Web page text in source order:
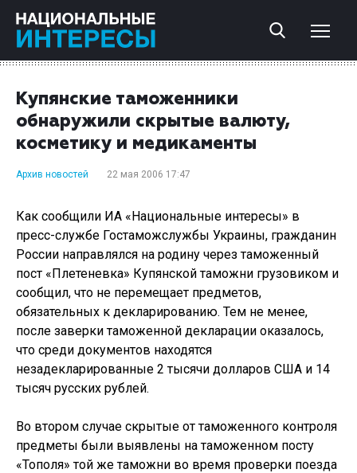
Купянские таможенники
обнаружили скрытые валюту,
косметику и медикаменты
Архив новостей 22 мая 2006 17:47
Как сообщили ИА «Национальные интересы» в
пресс-службе Гостаможслужбы Украины, гражданин
России направлялся на родину через таможенный
пост «Плетеневка» Купянской таможни грузовиком и
сообщил, что не перемещает предметов,
обязательных к декларированию. Тем не менее,
после заверки таможенной декларации оказалось,
что среди документов находятся
незадекларированные 2 тысячи долларов США и 14
тысяч русских рублей.
Во втором случае скрытые от таможенного контроля
предметы были выявлены на таможенном посту
«Тополя» той же таможни во время проверки поезда